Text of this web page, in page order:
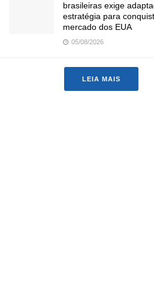
brasileiras exige
estratégia para
mercado dos EUA
05/08/2026
LEIA MAIS